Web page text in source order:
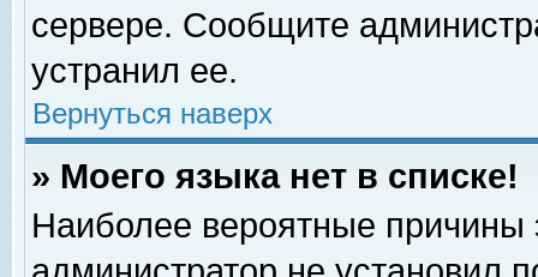
сервере. Сообщите
устранил ее.
Вернуться наверх
» Моего языка нет в списке!
Наиболее вероятные причины